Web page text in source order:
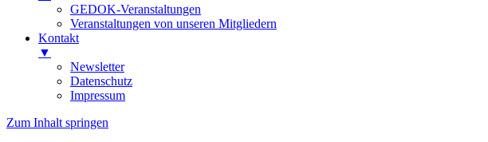
GEDOK-Veranstaltungen
Veranstaltungen von unseren Mitgliedern
Kontakt
▼
Newsletter
Datenschutz
Impressum
Zum Inhalt springen